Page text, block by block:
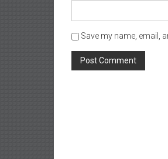
Save my name, email,